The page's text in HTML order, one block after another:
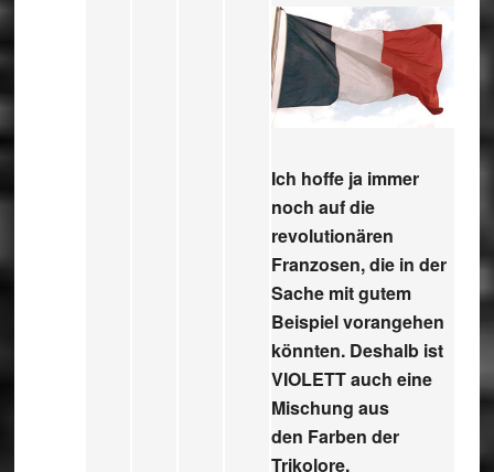
Ich hoffe ja immer
noch auf die
revolutionären
Franzosen, die in der
Sache mit gutem
Beispiel vorangehen
könnten. Deshalb ist
VIOLETT auch eine
Mischung aus
den Farben der
Trikolore.